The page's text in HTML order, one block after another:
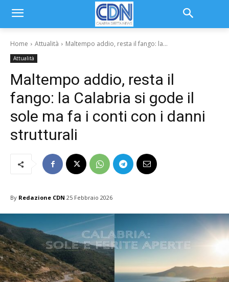
Home Attualità Maltempo addio, resta il fango: la...
Attualità
Maltempo addio, resta il
fango: la Calabria si gode il
sole ma fa i conti con i danni
strutturali
By Redazione CDN 25 Febbraio 2026